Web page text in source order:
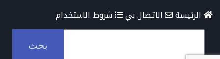
الرئيسة الاتصال بي شروط الاستخدام